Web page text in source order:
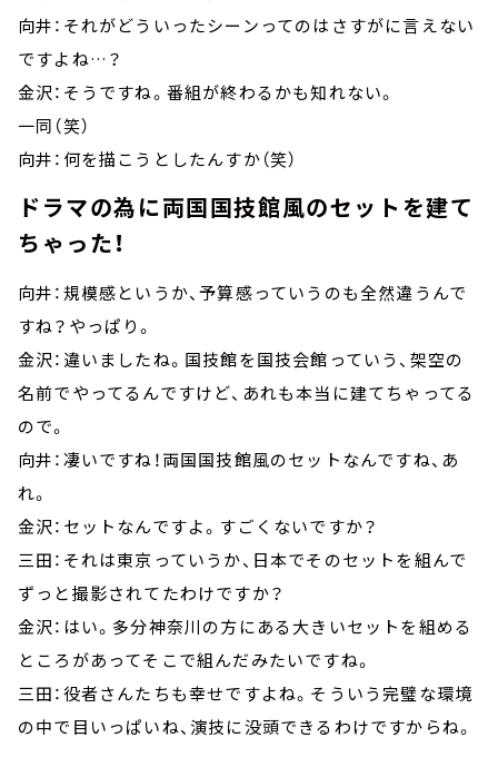
向井：それがどういったシーンってのはさすがに言えない
ですよね…？
金沢：そうですね。番組が終わるかも知れない。
一同（笑）
向井：何を描こうとしたんすか（笑）
ドラマの為に両国国技館風のセットを建て
ちゃった！
向井：規模感というか、予算感っていうのも全然違うんで
すね？やっぱり。
金沢：違いましたね。国技館を国技会館っていう、架空の
名前でやってるんですけど、あれも本当に建てちゃってる
ので。
向井：凄いですね！両国国技館風のセットなんですね、あ
れ。
金沢：セットなんですよ。すごくないですか？
三田：それは東京っていうか、日本でそのセットを組んで
ずっと撮影されてたわけですか？
金沢：はい。多分神奈川の方にある大きいセットを組める
ところがあってそこで組んだみたいですね。
三田：役者さんたちも幸せですよね。そういう完璧な環境
の中で目いっぱいね、演技に没頭できるわけですからね。